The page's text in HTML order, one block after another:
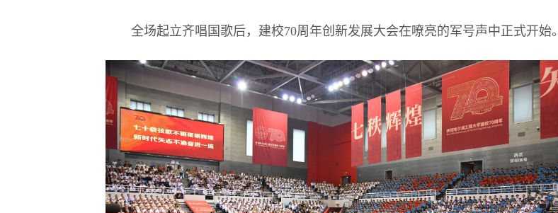
全场起立齐唱国歌后，建校70周年创新发展大会在嘹亮的军号声中正式开始。